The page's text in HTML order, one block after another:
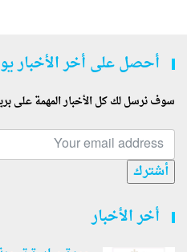
أحصل على أخر الأخبار
سوف نرسل لك كل الأخبار المهمة على
أشترك
أخر الأخبار